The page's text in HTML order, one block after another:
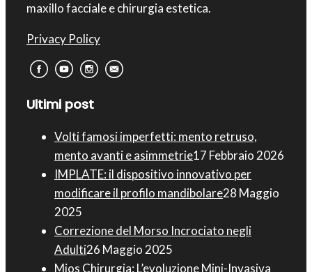
maxillo facciale e chirurgia estetica.
Privacy Policy
Ultimi post
Volti famosi imperfetti: mento retruso,
mento avanti e asimmetrie17 Febbraio 2026
IMPLATE: il dispositivo innovativo per
modificare il profilo mandibolare28 Maggio
2025
Correzione del Morso Incrociato negli
Adulti26 Maggio 2025
Mios Chirurgia : L’evoluzione Mini-Invasiva